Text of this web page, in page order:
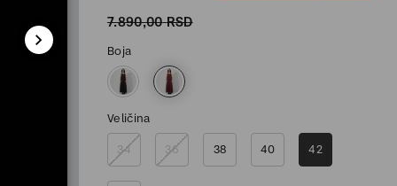
7.890,00 RSD
Boja
Veličina
34 36 38 40 42